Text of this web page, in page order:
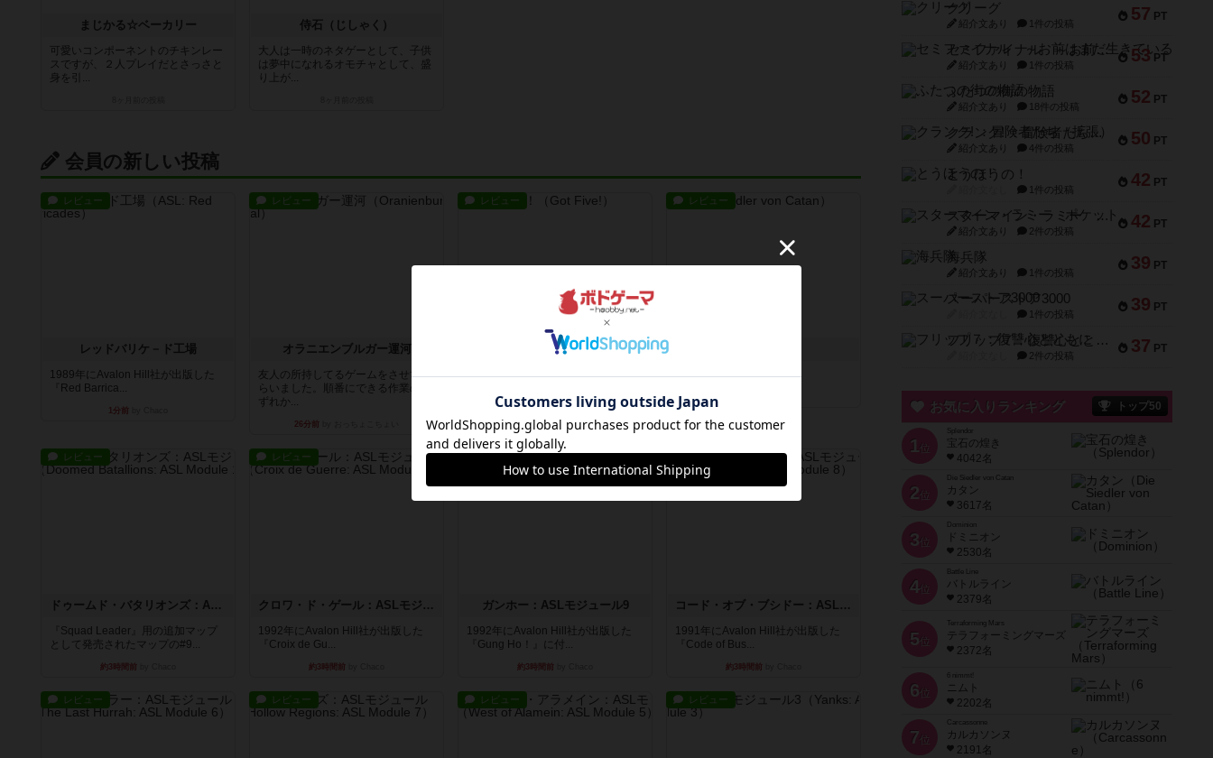
まじかる☆ベーカリー
可愛いコンポーネントのチキンレー
スですが、２人プレイだとさっさと
身を引...
侍石（じしゃく）
大人は一時のネタゲーとして、子供
は夢中になれるオモチャとして、盛
り上が...
会員の新しい投稿
レビュー
レッドバリケ－ド工場
1989年にAvalon Hill社が出版した
『Red Barrica...
1分前
レビュー
オラニエンブルガー運河
友人の所持してるゲームをさせても
らいました。順番にできる作業のい
ずれか...
26分前
レビュー
ゴットファイブ！
自分の前に背を向けて並ぶ5枚の手
札/場...
約2時間前by daisdice
レビュー
神ゲー
レビュー
ドゥームド・バタリオンズ：ASLモジュール11
『Squad Leader』用の追加マップ
として発売されたマップの#9...
約3時間前
レビュー
クロワ・ド・ゲール：ASLモジュール10
1992年にAvalon Hill社が出版した
『Croix de Gu...
約3時間前
レビュー
ガンホー：ASLモジュール9
1992年にAvalon Hill社が出版した
『Gung Ho！』に付...
約3時間前
レビュー
コード・オブ・ブシドー：ASLモジュール8
1991年にAvalon Hill社が出版した
『Code of Bus...
約3時間前
レビュー レビュー レビュー レビュー
57 PT
クリーグ
紹介文あり 1件の投稿
53 PT
セミファイナル ～お前はまだ生きている～
紹介文あり 1件の投稿
52 PT
ふたつの街の物語
紹介文あり 18件の投稿
50 PT
クランク! ：冒険者たち（拡張）
紹介文あり 4件の投稿
42 PT
とうほうの！
1件の投稿
42 PT
スターマイン・ラミー ポケット
紹介文あり 2件の投稿
39 PT
海兵隊
紹介文あり 1件の投稿
39 PT
スーパーストア3000
1件の投稿
37 PT
フリップ７：復讐心とともに
2件の投稿
お気に入りランキング トップ50
1 位
宝石の煌き
4042名
2 位
Die Siedler von Catan
カタン
3617名
3 位
ドミニオン
2530名
4位
Battle Line
バトルライン
2379名
5 位
Terraforming Mars
テラフォーミングマーズ
2372名
6 位
ニムト
2202名
7 位
Carcassonne
カルカソンヌ
2191名